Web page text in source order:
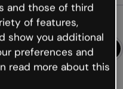
and those of third
of features,
show you additional
preferences and
read more about this